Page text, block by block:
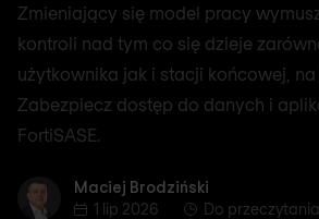
Zmieniający się model pracy
kontroli nad tym co się dzieje
użytkownika jak i stacji końcowej, na
Zabezpiecz dostęp do danych i
FortiSASE.
Maciej Brodziński
Maciej Brodziński
1 lip 2026
Do